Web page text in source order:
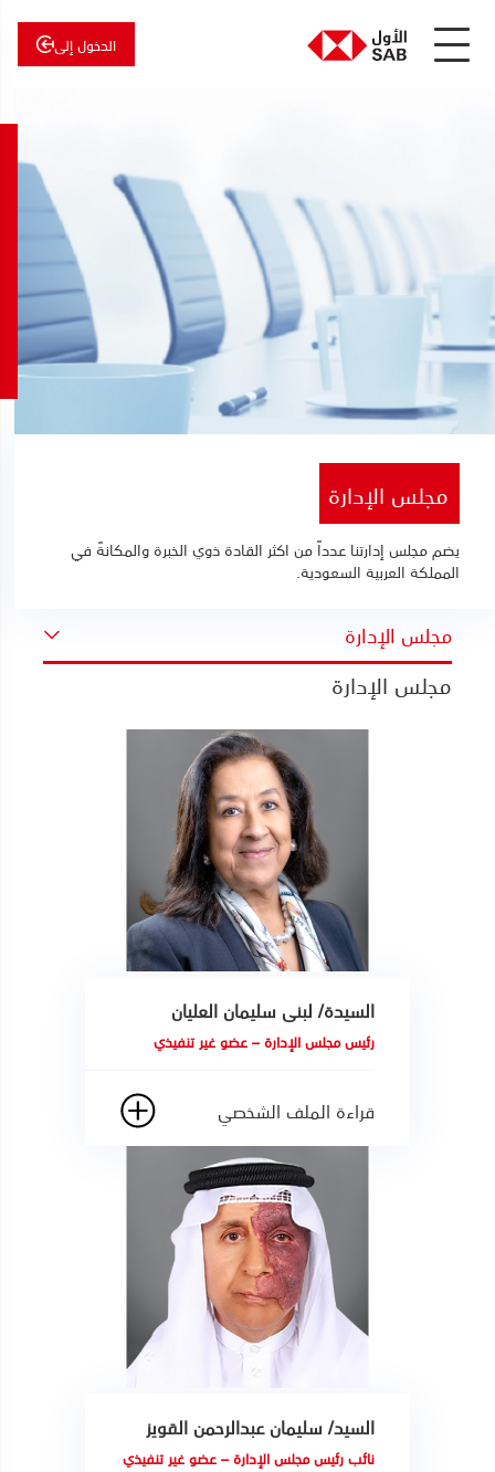
الدخول إلى
مجلس الإدارة
يضم مجلس إدارتنا عدداً من اكثر القادة ذوي الخبرة والمكانةً في
المملكة العربية السعودية.
مجلس الإدارة
مجلس الإدارة
السيدة/ لبنى سليمان العليان
رئيس مجلس الإدارة – عضو غير تنفيذي
قراءة الملف الشخصي
السيد/ سليمان عبدالرحمن القويز
نائب رئيس مجلس الإدارة – عضو غير تنفيذي